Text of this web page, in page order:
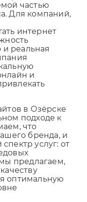
создание
частью
Для компаний,
интернет
реальная
и
в Озёрске
подходе к
что
бренда, и
услуг: от
предлагаем,
оптимальную